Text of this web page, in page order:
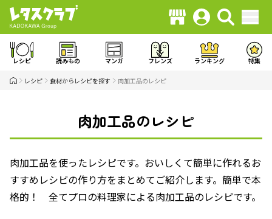
レシピ 読みもの マンガ フレンズ ランキング 特集
レシピ 食材からレシピを探す 肉加工品のレシピ
肉加工品のレシピ
肉加工品を使ったレシピです。おいしくて簡単に作れるお
すすめレシピの作り方をまとめてご紹介します。簡単で本
格的！ 全てプロの料理家による肉加工品のレシピです。